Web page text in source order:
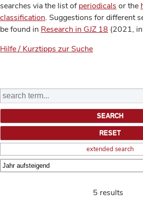
searches via the list ofperiodicals or the
classification. Suggestions for different
be found in Research in GJZ 18 (2021,
Hilfe / Kurztipps zur Suche
extended search
5 results